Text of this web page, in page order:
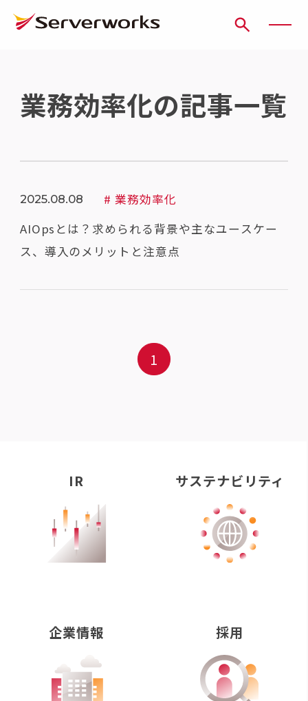
業務効率化の記事一覧
2025.08.08
# 業務効率化
AIOpsとは？求められる背景や主なユースケー
ス、導入のメリットと注意点
1
IR サステナビリティ
企業情報 採用